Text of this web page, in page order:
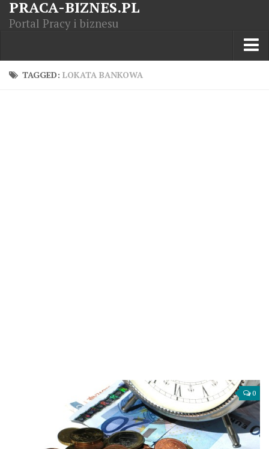
PRACA-BIZNES.PL
Portal Pracy i biznesu
Praca w kraju
TAGGED: LOKATA BANKOWA
0